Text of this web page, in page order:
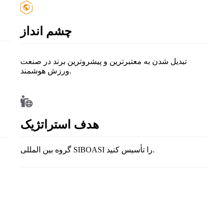
چشم انداز
تبدیل شدن به معتبرترین و پیشروترین برند در صنعت
ورزش هوشمند.
هدف استراتژیک
گروه بین المللی SIBOASI را تأسیس کنید.